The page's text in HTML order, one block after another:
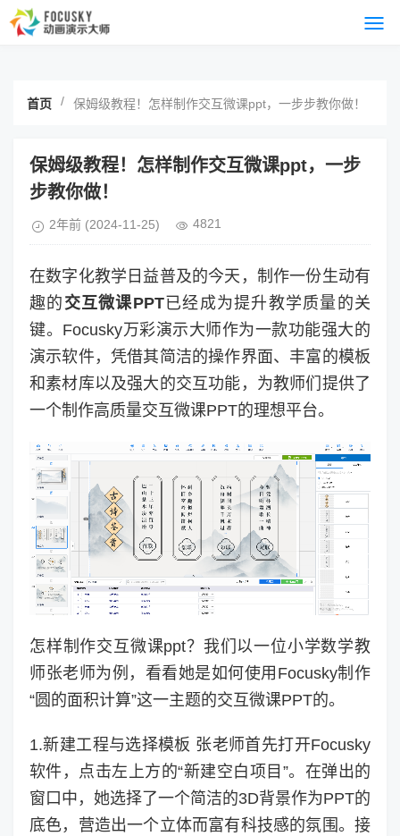
首页 / 保姆级教程！怎样制作交互微课ppt，一步步教你做！
保姆级教程！怎样制作交互微课ppt，一步
步教你做！
2年前 (2024-11-25) 4821
在数字化教学日益普及的今天，制作一份生动有
趣的 交互微课PPT已经成为提升教学质量的关
键。Focusky万彩演示大师作为一款功能强大的
演示软件，凭借其简洁的操作界面、丰富的模板
和素材库以及强大的交互功能，为教师们提供了
一个制作高质量交互微课PPT的理想平台。
怎样制作交互微课ppt？我们以一位小学数学教
师张老师为例，看看她是如何使用Focusky制作
“圆的面积计算”这一主题的交互微课PPT的。
1.新建工程与选择模板 张老师首先打开Focusky
软件，点击左上方的“新建空白项目”。在弹出的
窗口中，她选择了一个简洁的3D背景作为PPT的
底色，营造出一个立体而富有科技感的氛围。接